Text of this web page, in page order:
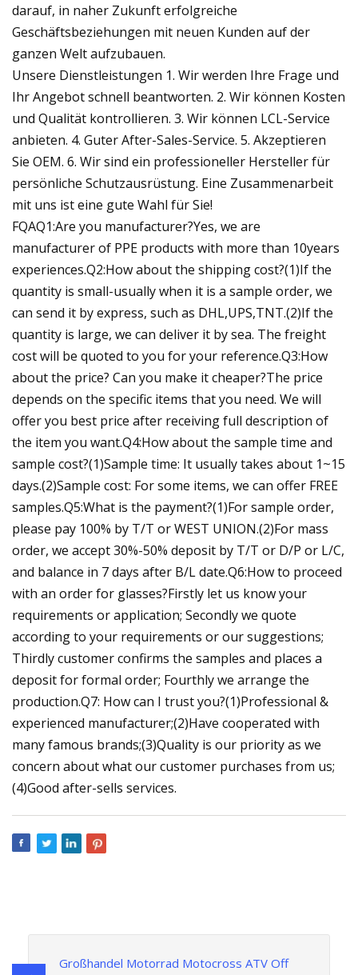
darauf, in naher Zukunft erfolgreiche
Geschäftsbeziehungen mit neuen Kunden auf der
ganzen Welt aufzubauen.
Unsere Dienstleistungen 1. Wir werden Ihre Frage und
Ihr Angebot schnell beantworten. 2. Wir können Kosten
und Qualität kontrollieren. 3. Wir können LCL-Service
anbieten. 4. Guter After-Sales-Service. 5. Akzeptieren
Sie OEM. 6. Wir sind ein professioneller Hersteller für
persönliche Schutzausrüstung. Eine Zusammenarbeit
mit uns ist eine gute Wahl für Sie!
FQAQ1:Are you manufacturer?Yes, we are
manufacturer of PPE products with more than 10years
experiences.Q2:How about the shipping cost?(1)If the
quantity is small-usually when it is a sample order, we
can send it by express, such as DHL,UPS,TNT.(2)If the
quantity is large, we can deliver it by sea. The freight
cost will be quoted to you for your reference.Q3:How
about the price? Can you make it cheaper?The price
depends on the specific items that you need. We will
offer you best price after receiving full description of
the item you want.Q4:How about the sample time and
sample cost?(1)Sample time: It usually takes about 1~15
days.(2)Sample cost: For some items, we can offer FREE
samples.Q5:What is the payment?(1)For sample order,
please pay 100% by T/T or WEST UNION.(2)For mass
order, we accept 30%-50% deposit by T/T or D/P or L/C,
and balance in 7 days after B/L date.Q6:How to proceed
with an order for glasses?Firstly let us know your
requirements or application; Secondly we quote
according to your requirements or our suggestions;
Thirdly customer confirms the samples and places a
deposit for formal order; Fourthly we arrange the
production.Q7: How can I trust you?(1)Professional &
experienced manufacturer;(2)Have cooperated with
many famous brands;(3)Quality is our priority as we
concern about what our customer purchases from us;
(4)Good after-sells services.
Großhandel Motorrad Motocross ATV Off